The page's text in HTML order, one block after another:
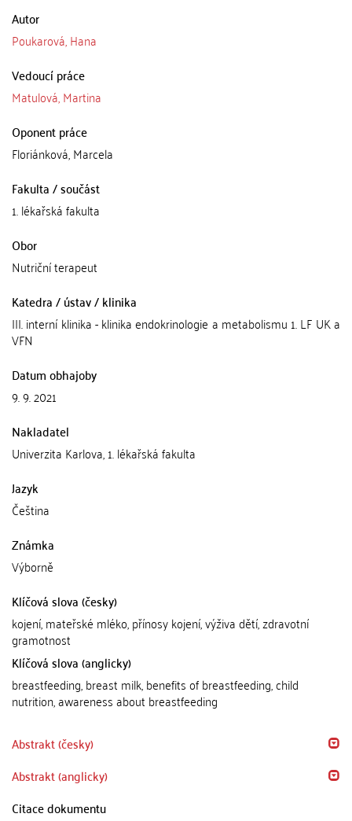
Autor
Poukarová, Hana
Vedoucí práce
Matulová, Martina
Oponent práce
Floriánková, Marcela
Fakulta / součást
1. lékařská fakulta
Obor
Nutriční terapeut
Katedra / ústav / klinika
III. interní klinika - klinika endokrinologie a metabolismu 1. LF UK a
VFN
Datum obhajoby
9. 9. 2021
Nakladatel
Univerzita Karlova, 1. lékařská fakulta
Jazyk
Čeština
Známka
Výborně
Klíčová slova (česky)
kojení, mateřské mléko, přínosy kojení, výživa dětí, zdravotní
gramotnost
Klíčová slova (anglicky)
breastfeeding, breast milk, benefits of breastfeeding, child
nutrition, awareness about breastfeeding
Abstrakt (česky)
Abstrakt (anglicky)
Citace dokumentu